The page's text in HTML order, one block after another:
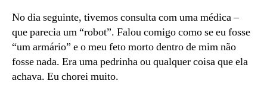
No dia seguinte, tivemos consulta com uma médica –
que parecia um “robot”. Falou comigo como se eu fosse
“um armário” e o meu feto morto dentro de mim não
fosse nada. Era uma pedrinha ou qualquer coisa que ela
achava. Eu chorei muito.